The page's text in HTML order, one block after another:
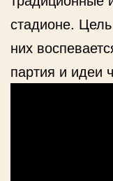
стадионе.
них
партия и идеи